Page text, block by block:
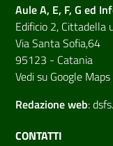
Aule A, E, F, G ed
Edificio 2, Cittadella
Via Santa Sofia,64
95123 - Catania
Vedi su Google Maps
Redazione web:
CONTATTI